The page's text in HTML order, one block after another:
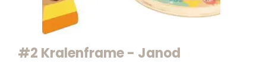
#2 Kralenframe - Janod